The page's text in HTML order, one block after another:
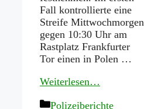
Fall kontrollierte eine
Streife Mittwochmorgen
gegen 10:30 Uhr am
Rastplatz Frankfurter
Tor einen in Polen …
Weiterlesen…
Kategorien
Polizeiberichte